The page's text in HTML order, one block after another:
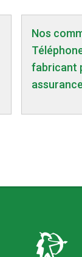
Nos
fabricant